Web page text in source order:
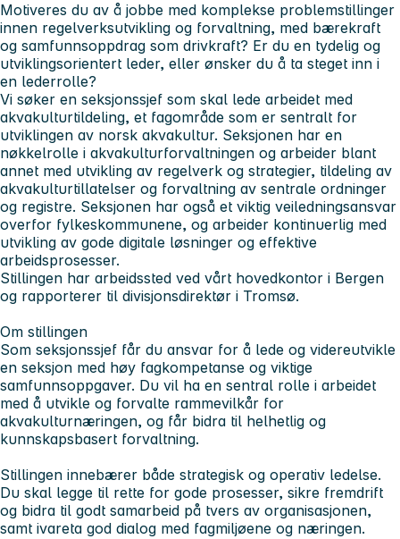
Motiveres du av å jobbe med komplekse problemstillinger
innen regelverksutvikling og forvaltning, med bærekraft
og samfunnsoppdrag som drivkraft? Er du en tydelig og
utviklingsorientert leder, eller ønsker du å ta steget inn i
en lederrolle?
Vi søker en seksjonssjef som skal lede arbeidet med
akvakulturtildeling, et fagområde som er sentralt for
utviklingen av norsk akvakultur. Seksjonen har en
nøkkelrolle i akvakulturforvaltningen og arbeider blant
annet med utvikling av regelverk og strategier, tildeling av
akvakulturtillatelser og forvaltning av sentrale ordninger
og registre. Seksjonen har også et viktig veiledningsansvar
overfor fylkeskommunene, og arbeider kontinuerlig med
utvikling av gode digitale løsninger og effektive
arbeidsprosesser.
Stillingen har arbeidssted ved vårt hovedkontor i Bergen
og rapporterer til divisjonsdirektør i Tromsø.
Om stillingen
Som seksjonssjef får du ansvar for å lede og videreutvikle
en seksjon med høy fagkompetanse og viktige
samfunnsoppgaver. Du vil ha en sentral rolle i arbeidet
med å utvikle og forvalte rammevilkår for
akvakulturnæringen, og får bidra til helhetlig og
kunnskapsbasert forvaltning.
Stillingen innebærer både strategisk og operativ ledelse.
Du skal legge til rette for gode prosesser, sikre fremdrift
og bidra til godt samarbeid på tvers av organisasjonen,
samt ivareta god dialog med fagmiljøene og næringen.